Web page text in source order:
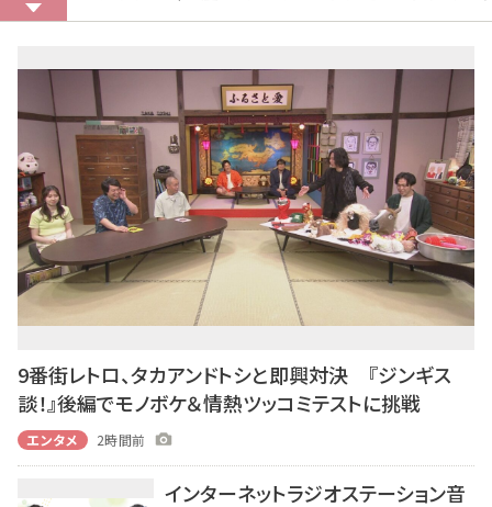
9番街レトロ、タカアンドトシと即興対決 『ジンギス
談！』後編でモノボケ＆情熱ツッコミテストに挑戦
エンタメ 2時間前
インターネットラジオステーション音